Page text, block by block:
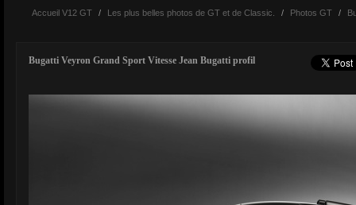
Accueil V12 GT / Les plus belles photos de GT et de Classic. / Photos GT /
Bugatti Veyron Grand Sport Vitesse Jean Bugatti profil